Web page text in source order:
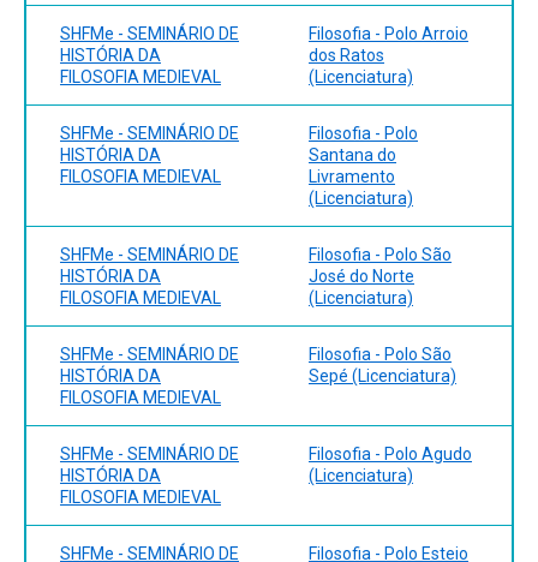
SHFMe - SEMINÁRIO DE
HISTÓRIA DA
FILOSOFIA MEDIEVAL
Filosofia - Polo Arroio
dos Ratos
(Licenciatura)
SHFMe - SEMINÁRIO DE
HISTÓRIA DA
FILOSOFIA MEDIEVAL
Filosofia - Polo
Santana do
Livramento
(Licenciatura)
SHFMe - SEMINÁRIO DE
HISTÓRIA DA
FILOSOFIA MEDIEVAL
Filosofia - Polo São
José do Norte
(Licenciatura)
SHFMe - SEMINÁRIO DE
HISTÓRIA DA
FILOSOFIA MEDIEVAL
Filosofia - Polo São
Sepé (Licenciatura)
SHFMe - SEMINÁRIO DE
HISTÓRIA DA
FILOSOFIA MEDIEVAL
Filosofia - Polo Agudo
(Licenciatura)
SHFMe - SEMINÁRIO DE
Filosofia - Polo Esteio